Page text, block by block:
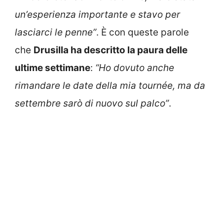
un’esperienza importante e stavo per
lasciarci le penne”. È con queste parole
che Drusilla ha descritto la paura delle
ultime settimane: “Ho dovuto anche
rimandare le date della mia tournée, ma da
settembre sarò di nuovo sul palco”.